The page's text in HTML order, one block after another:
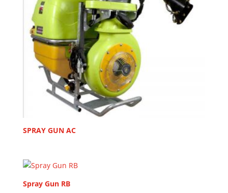
SPRAY GUN AC
Spray Gun RB